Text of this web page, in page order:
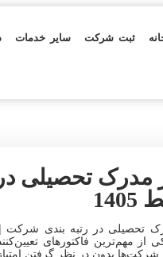
ثبت شرکت سایر خدمات
مدرک
مهم‌ترین فاکتورهای
شرکت‌ها بدون در نظر گرفتن